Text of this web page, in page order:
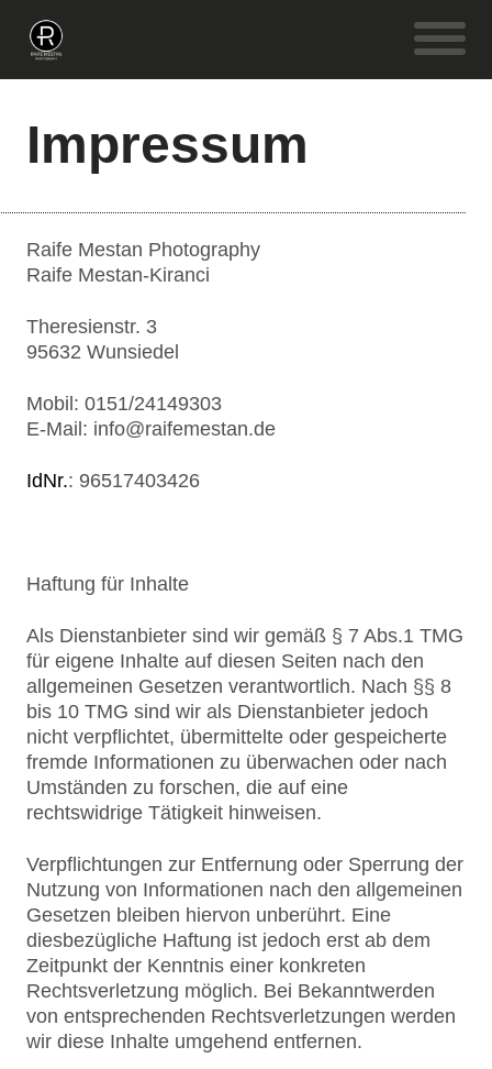
Impressum
Raife Mestan Photography
Raife Mestan-Kiranci
Theresienstr. 3
95632 Wunsiedel
Mobil: 0151/24149303
E-Mail: info@raifemestan.de
IdNr.: 96517403426
Haftung für Inhalte
Als Dienstanbieter sind wir gemäß § 7 Abs.1 TMG
für eigene Inhalte auf diesen Seiten nach den
allgemeinen Gesetzen verantwortlich. Nach §§ 8
bis 10 TMG sind wir als Dienstanbieter jedoch
nicht verpflichtet, übermittelte oder gespeicherte
fremde Informationen zu überwachen oder nach
Umständen zu forschen, die auf eine
rechtswidrige Tätigkeit hinweisen.
Verpflichtungen zur Entfernung oder Sperrung der
Nutzung von Informationen nach den allgemeinen
Gesetzen bleiben hiervon unberührt. Eine
diesbezügliche Haftung ist jedoch erst ab dem
Zeitpunkt der Kenntnis einer konkreten
Rechtsverletzung möglich. Bei Bekanntwerden
von entsprechenden Rechtsverletzungen werden
wir diese Inhalte umgehend entfernen.